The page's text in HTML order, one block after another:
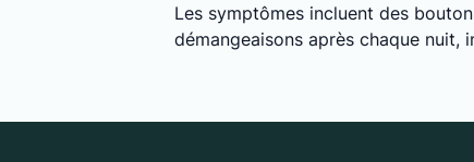
Les symptômes incluent des
démangeaisons après chaque nuit,